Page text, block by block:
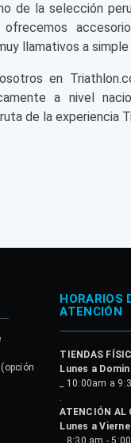
de la selección
llamativos a
en
a nivel
de la experiencia
HORARIOS
ATENCIÓN
TIENDAS
Lunes a
_ 10:00am a
.
ATENCIÓN AL
Lunes a
_ 8:30 am -